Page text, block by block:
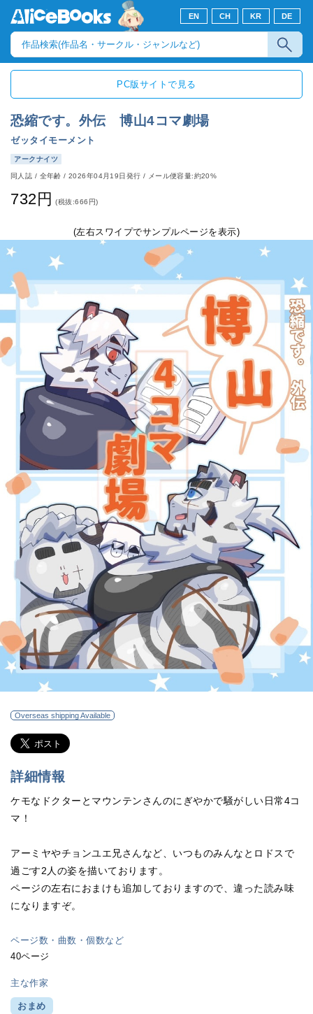
EN CH KR DE
PC版サイトで見る
恐縮です。外伝 博山4コマ劇場
ゼッタイモーメント
アークナイツ
同人誌 / 全年齢/2026年04月19日発行 / メール便容量:約20%
732円 (税抜:666円)
(左右スワイプでサンプルページを表示)
Overseas shipping Available
詳細情報
ケモなドクターとマウンテンさんのにぎやかで騒がしい日常4コ
マ！
アーミヤやチョンユエ兄さんなど、いつものみんなとロドスで
過ごす2人の姿を描いております。
ページの左右におまけも追加しておりますので、違った読み味
になりますぞ。
ページ数・曲数・個数など
40ページ
主な作家
おまめ